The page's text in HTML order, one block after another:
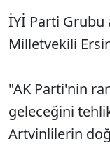
İYİ Parti Grubu
Milletvekili
"AK Parti'nin
geleceğini
Artvinlilerin